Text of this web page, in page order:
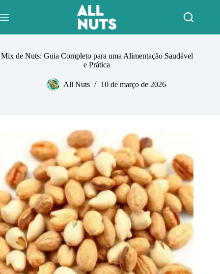
para
o
Mix de Nuts: Guia Completo para uma Alimentação Saudável
e Prática
All Nuts 10 de março de 2026